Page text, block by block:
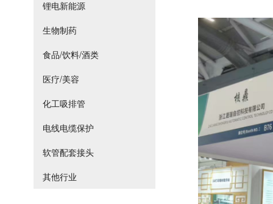
锂电新能源
生物制药
食品/饮料/酒类
医疗/美容
化工吸排管
电线电缆保护
软管配套接头
其他行业